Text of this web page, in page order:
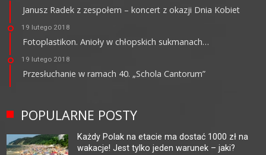
Janusz Radek z zespołem – koncert z okazji Dnia Kobiet
19 lutego 2018
Fotoplastikon. Anioły w chłopskich sukmanach…
19 lutego 2018
Przesłuchanie w ramach 40. „Schola Cantorum”
POPULARNE POSTY
Każdy Polak na etacie ma dostać 1000 zł na
wakacje! Jest tylko jeden warunek – jaki?